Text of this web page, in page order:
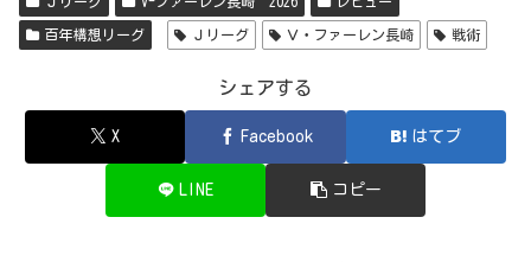
ok s nk
百年構想リーグ Ｊリーグ Ｖ・ファーレン長崎 戦術
シェアする
X Facebook はてブ
LINE コピー